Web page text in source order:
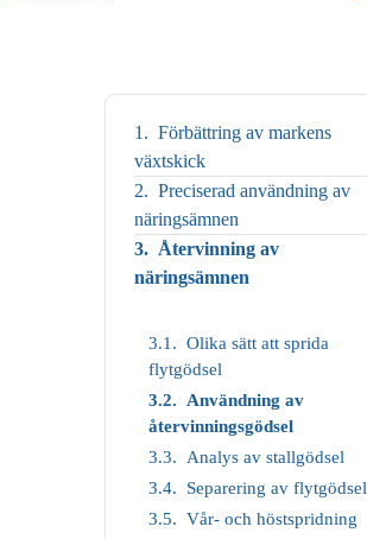
Förbättring av markens
växtskick
Preciserad användning av
näringsämnen
Återvinning av
näringsämnen
Olika sätt att sprida
flytgödsel
Användning av
återvinningsgödsel
Analys av stallgödsel
Separering av flytgödsel
Vår- och höstspridning